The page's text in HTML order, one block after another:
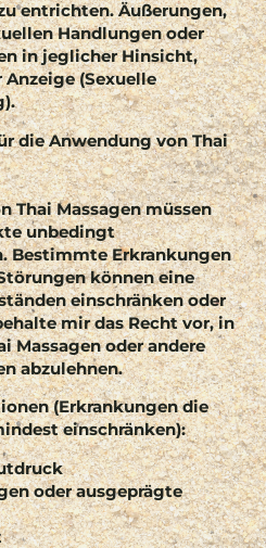
entrichten. Äußerungen,
Handlungen oder
in jeglicher Hinsicht,
(Sexuelle
die Anwendung von Thai
Thai Massagen müssen
unbedingt
Bestimmte Erkrankungen
können eine
einschränken oder
mir das Recht vor, in
Massagen oder andere
abzulehnen.
(Erkrankungen die
einschränken):
oder ausgeprägte